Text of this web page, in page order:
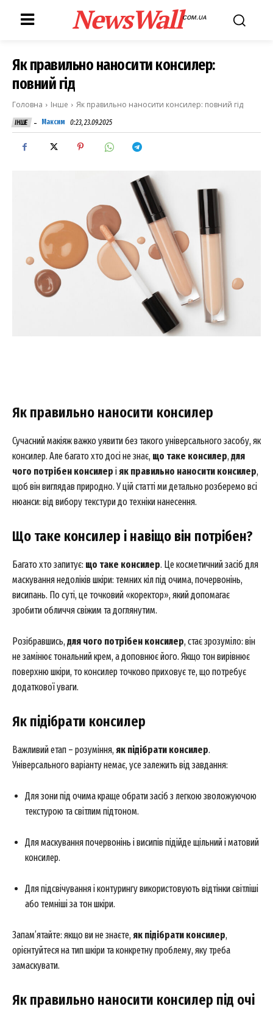
NewsWallCOM.UA
Як правильно наносити консилер:
повний гід
Головна Інше Як правильно наносити консилер: повний гід
ІНШЕ - Максим 0:23, 23.09.2025
Як правильно наносити консилер
Сучасний макіяж важко уявити без такого універсального засобу, як
консилер. Але багато хто досі не знає, що таке консилер, для
чого потрібен консилер іяк правильно наносити консилер,
щоб він виглядав природно. У цій статті ми детально розберемо всі
нюанси: від вибору текстури до техніки нанесення.
Що таке консилер і навіщо він потрібен?
Багато хто запитує: що таке консилер. Це косметичний засіб для
маскування недоліків шкіри: темних кіл під очима, почервонінь,
висипань. По суті, це точковий «коректор», який допомагає
зробити обличчя свіжим та доглянутим.
Розібравшись, для чого потрібен консилер, стає зрозуміло: він
не замінює тональний крем, а доповнює його. Якщо тон вирівнює
поверхню шкіри, то консилер точково приховує те, що потребує
додаткової уваги.
Як підібрати консилер
Важливий етап – розуміння, як підібрати консилер.
Універсального варіанту немає, усе залежить від завдання:
Для зони під очима краще обрати засіб з легкою зволожуючою
текстурою та світлим підтоном.
Для маскування почервонінь і висипів підійде щільний і матовий
консилер.
Для підсвічування і контурингу використовують відтінки світліші
або темніші за тон шкіри.
Запам’ятайте: якщо ви не знаєте, як підібрати консилер,
орієнтуйтеся на тип шкіри та конкретну проблему, яку треба
замаскувати.
Як правильно наносити консилер під очі